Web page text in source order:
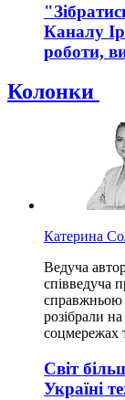
Каналу
роботи,
Колонки
Катерина
Ведуча
співведуча
справжньою
розібрали
соцмережах
Світ
Україні